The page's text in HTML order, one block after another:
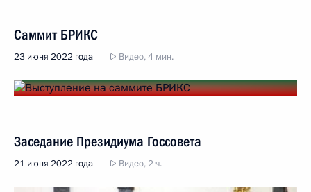
Саммит БРИКС
23 июня 2022 года Видео, 4 мин.
Заседание Президиума Госсовета
21 июня 2022 года Видео, 2 ч.